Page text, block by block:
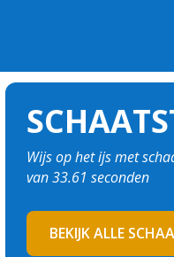
Wijs op het ijs met
van 33.61 seconden
BEKIJK ALLE